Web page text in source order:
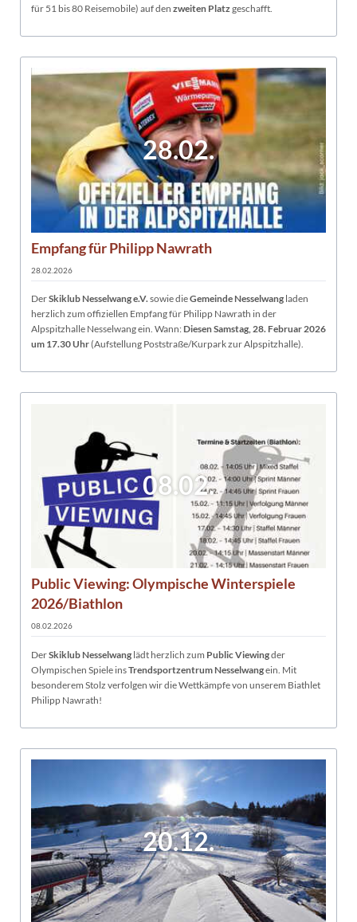
für 51 bis 80 Reisemobile) auf den zweiten Platzgeschafft.
28.02.
Empfang für Philipp Nawrath
28.02.2026
DerSkiklub Nesselwang e.V. sowie dieGemeinde Nesselwang laden
herzlich zum offiziellen Empfang für Philipp Nawrath in der
Alpspitzhalle Nesselwang ein. Wann: Diesen Samstag, 28. Februar 2026
um 17.30 Uhr(Aufstellung Poststraße/Kurpark zur Alpspitzhalle).
08.02.
Public Viewing: Olympische Winterspiele
2026/Biathlon
08.02.2026
DerSkiklub Nesselwang lädt herzlich zum Public Viewingder
Olympischen Spiele insTrendsportzentrum Nesselwangein. Mit
besonderem Stolz verfolgen wir die Wettkämpfe von unserem Biathlet
Philipp Nawrath!
20.12.